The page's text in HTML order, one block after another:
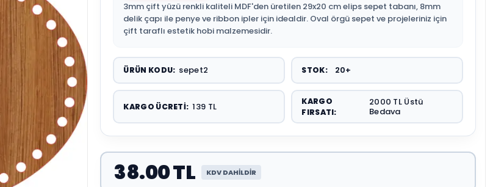
3mm çift yüzü renkli kaliteli MDF'den üretilen 29x20 cm elips sepet tabanı, 8mm
delik çapı ile penye ve ribbon ipler için idealdir. Oval örgü sepet ve projeleriniz için
çift taraflı estetik hobi malzemesidir.
ÜRÜN KODU: sepet2 STOK: 20+
KARGO ÜCRETI: 139 TL
KARGO
FIRSATI:
2000 TL Üstü
Bedava
38.00 TL KDV DAHİLDİR